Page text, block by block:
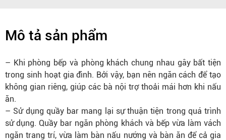
Mô tả sản phẩm
– Khi phòng bếp và phòng khách chung nhau gây bất tiện
trong sinh hoạt gia đình. Bởi vậy, bạn nên ngăn cách để tạo
không gian riêng, giúp các bà nội trợ thoải mái hơn khi nấu
ăn.
– Sử dụng quầy bar mang lại sự thuận tiện trong quá trình
sử dụng. Quầy bar ngăn phòng khách và bếp vừa làm vách
ngăn trang trí, vừa làm bàn nấu nướng và bàn ăn để cả gia